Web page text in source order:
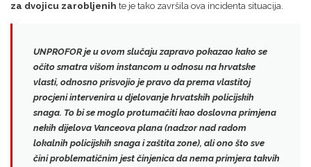
za dvojicu zarobljenih te je tako završila ova incidenta situacija.
UNPROFOR je u ovom slučaju zapravo pokazao kako se
očito smatra višom instancom u odnosu na hrvatske
vlasti, odnosno prisvojio je pravo da prema vlastitoj
procjeni intervenira u djelovanje hrvatskih policijskih
snaga. To bi se moglo protumačiti kao doslovna primjena
nekih dijelova Vanceova plana (nadzor nad radom
lokalnih policijskih snaga i zaštita zone), ali ono što sve
čini problematičnim jest činjenica da nema primjera takvih